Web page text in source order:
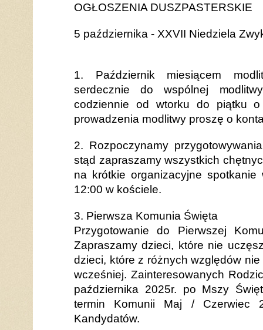
OGŁOSZENIA DUSZPASTERSKIE
5 października - XXVII Niedziela
1. Październik miesiącem
serdecznie do wspólnej
codziennie od wtorku do piątku
prowadzenia modlitwy proszę o
2. Rozpoczynamy
stąd zapraszamy wszystkich
na krótkie organizacyjne
12:00 w kościele.
3. Pierwsza Komunia Święta
Przygotowanie do Pierwszej
Zapraszamy dzieci, które nie
dzieci, które z różnych względów
wcześniej. Zainteresowanych
października 2025r. po Mszy
termin Komunii Maj / Czerwiec
Kandydatów.